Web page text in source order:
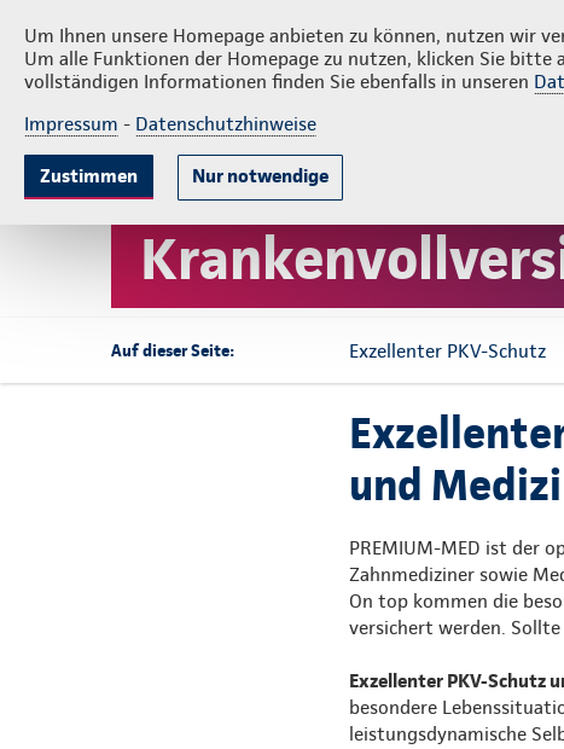
Um Ihnen unsere Homepage anbieten zu können, nutzen wir
Um alle Funktionen der Homepage zu nutzen, klicken Sie bitte
vollständigen Informationen finden Sie ebenfalls in unseren
Impressum - Datenschutzhinweise
Zustimmen Nur notwendige
Krankenversicherung
Veranstaltungen Rechner Maklerpost
Krankenversicherung
Auf dieser Seite: Exzellenter PKV-Schutz
und
PREMIUM-MED ist der
Zahnmediziner sowie
On top kommen die
versichert werden.
Exzellenter PKV-Schutz
besondere
leistungsdynamische